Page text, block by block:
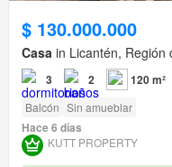
$ 130.000.000
Casa in Licantén, Región
3 2 120 m²
Balcón Sin amueblar
Hace 6 días
KUTT PROPERTY